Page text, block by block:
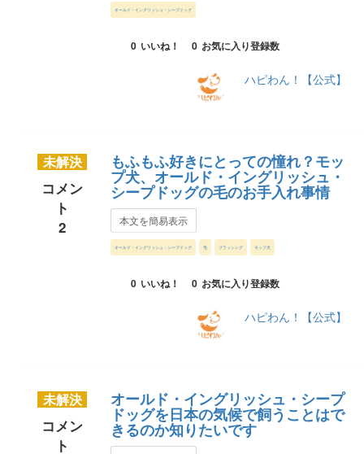
オールド・イングリッシュ・シープドッグ
0 いいね！ 0 お気に入り登録数
ハピわん！【公式】
未解決
コメン
ト
2
もふもふ好きにとっての憧れ？モッ
プ犬、オールド・イングリッシュ・
シープドッグの毛のお手入れ事情
本文を簡易表示
オールド・イングリッシュ・シープドッグ 毛 ブラッシング モップ犬
0 いいね！ 0 お気に入り登録数
ハピわん！【公式】
未解決
コメン
ト
オールド・イングリッシュ・シープ
ドッグを日本の気候で飼うことはで
きるのか知りたいです